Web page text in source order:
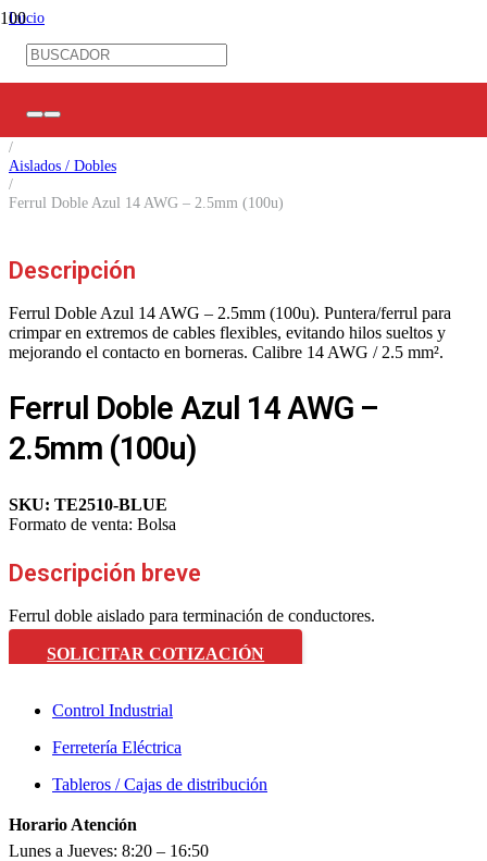
Inicio
Ferretería Eléctrica
/
Aislados / Dobles
/
Ferrul Doble Azul 14 AWG – 2.5mm (100u)
Descripción
Ferrul Doble Azul 14 AWG – 2.5mm (100u). Puntera/ferrul para
crimpar en extremos de cables flexibles, evitando hilos sueltos y
mejorando el contacto en borneras. Calibre 14 AWG / 2.5 mm².
Ferrul Doble Azul 14 AWG –
2.5mm (100u)
SKU: TE2510-BLUE
Formato de venta: Bolsa
Descripción breve
Ferrul doble aislado para terminación de conductores.
SOLICITAR COTIZACIÓN
Control Industrial
Ferretería Eléctrica
Tableros / Cajas de distribución
Horario Atención
Lunes a Jueves: 8:20 – 16:50